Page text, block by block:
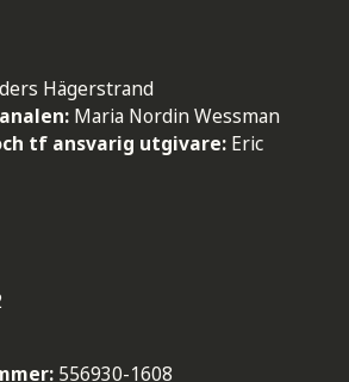
Hägerstrand
Maria Nordin Wessman
tf ansvarig utgivare: Eric
556930-1608